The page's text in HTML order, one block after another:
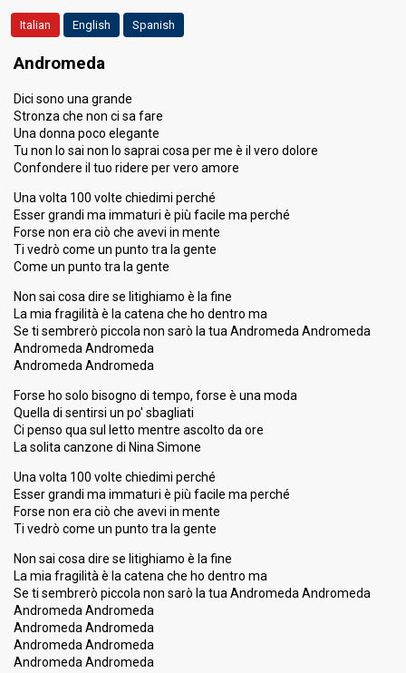
Percent Total 6.09%
Press
Running order
2
Italian English Spanish
Andromeda
Dici sono una grande
Stronza che non ci sa fare
Una donna poco elegante
Tu non lo sai non lo saprai cosa per me è il vero dolore
Confondere il tuo ridere per vero amore
Una volta 100 volte chiedimi perché
Esser grandi ma immaturi è più facile ma perché
Forse non era ciò che avevi in mente
Ti vedrò come un punto tra la gente
Come un punto tra la gente
Non sai cosa dire se litighiamo è la fine
La mia fragilità è la catena che ho dentro ma
Se ti sembrerò piccola non sarò la tua Andromeda Andromeda
Andromeda Andromeda
Andromeda Andromeda
Forse ho solo bisogno di tempo, forse è una moda
Quella di sentirsi un po' sbagliati
Ci penso qua sul letto mentre ascolto da ore
La solita canzone di Nina Simone
Una volta 100 volte chiedimi perché
Esser grandi ma immaturi è più facile ma perché
Forse non era ciò che avevi in mente
Ti vedrò come un punto tra la gente
Non sai cosa dire se litighiamo è la fine
La mia fragilità è la catena che ho dentro ma
Se ti sembrerò piccola non sarò la tua Andromeda Andromeda
Andromeda Andromeda
Andromeda Andromeda
Andromeda Andromeda
Andromeda Andromeda